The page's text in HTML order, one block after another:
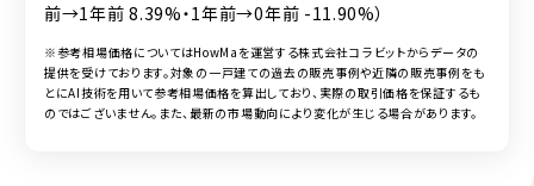
前→1年前 8.39%・1年前→0年前 -11.90%）
※参考相場価格についてはHowMaを運営する株式会社コラビットからデータの
提供を受けております。対象の一戸建ての過去の販売事例や近隣の販売事例をも
とにAI技術を用いて参考相場価格を算出しており、実際の取引価格を保証するも
のではございません。また、最新の市場動向により変化が生じる場合があります。